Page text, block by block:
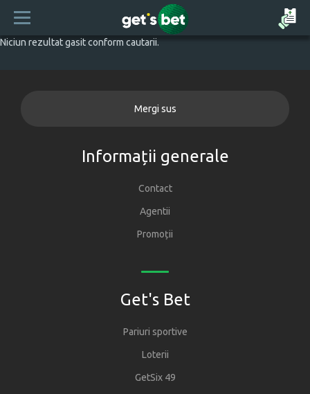
Niciun rezultat gasit conform cautarii.
Mergi sus
Informații generale
Contact
Agentii
Promoții
Get's Bet
Pariuri sportive
Loterii
GetSix 49